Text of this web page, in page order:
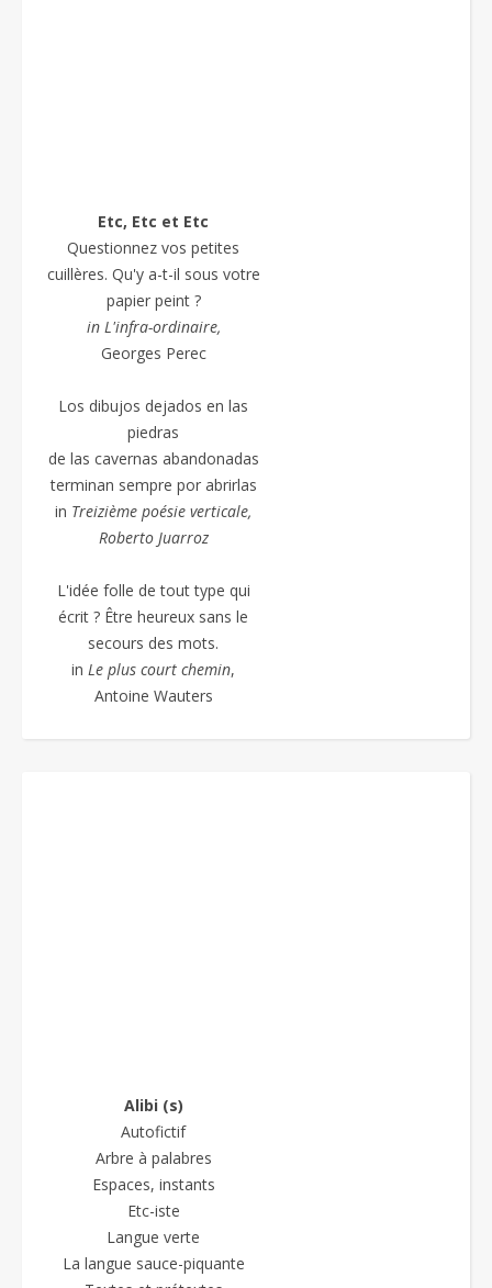
Etc, Etc et Etc
Questionnez vos petites
cuillères. Qu'y a-t-il sous votre
papier peint ?
in L'infra-ordinaire,
Georges Perec
Los dibujos dejados en las
piedras
de las cavernas abandonadas
terminan sempre por abrirlas
in Treizième poésie verticale,
Roberto Juarroz
L'idée folle de tout type qui
écrit ? Être heureux sans le
secours des mots.
in Le plus court chemin,
Antoine Wauters
Alibi (s)
Autofictif
Arbre à palabres
Espaces, instants
Etc-iste
Langue verte
La langue sauce-piquante